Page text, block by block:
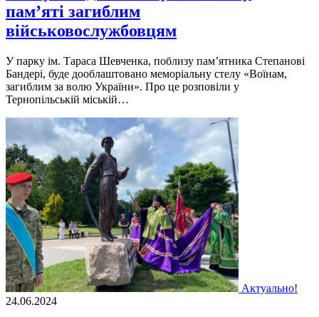
пам’яті загиблим
військовослужбовцям
У парку ім. Тараса Шевченка, поблизу пам’ятника Степанові
Бандері, буде дооблаштовано меморіальну стелу «Воїнам,
загиблим за волю України». Про це розповіли у
Тернопільській міській…
Актуально!
24.06.2024